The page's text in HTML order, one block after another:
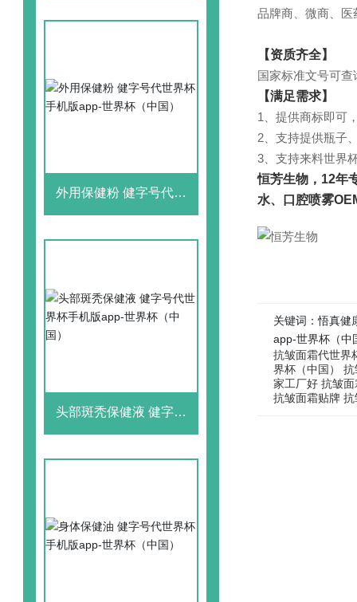
外用保健粉 健字号代世
头部斑秃保健液 健字号
品牌商、微商、
【资质齐全】
国家标准文号可
【满足需求】
1、提供商标即可
2、支持提供瓶子
3、支持来料世界
恒芳生物，12年
水、口腔喷雾
关键词：悟真健
app-世界杯（中
抗皱面霜代世界
界杯（中国）
家工厂好 抗皱
抗皱面霜贴牌